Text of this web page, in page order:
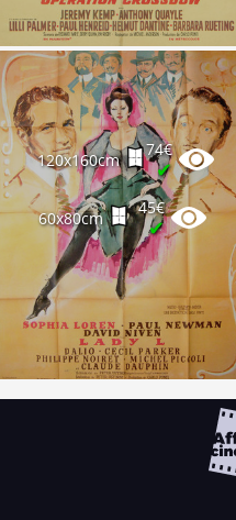
120x160cm
74€
✔
60x80cm
45€
✔